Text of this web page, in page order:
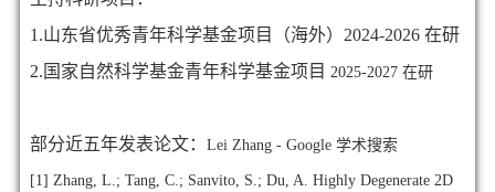
1.山东省优秀青年科学基金项目（海外）2024-2026 在研
2.国家自然科学基金青年科学基金项目 2025-2027 在研
部分近五年发表论文： ‪Lei Zhang‬ - ‪Google 学术搜索‬
[1] Zhang, L.; Tang, C.; Sanvito, S.; Du, A. Highly Degenerate 2D